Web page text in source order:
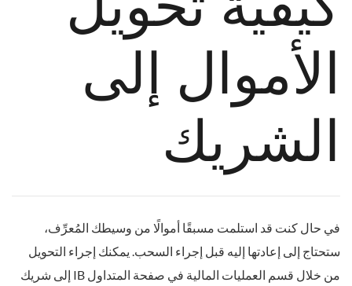
الأموال إلى
الشريك
في حال كنت قد استلمت مسبقًا أموالًا من وسيطك المُعرِّف،
ستحتاج إلى إعادتها إليه قبل إجراء السحب. يمكنك إجراء التحويل
إلى شريك IB من خلال قسم العمليات المالية في صفحة المتداول